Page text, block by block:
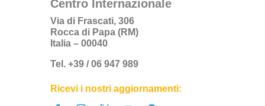
Centro Internazionale
Via di Frascati, 306
Rocca di Papa (RM)
Italia – 00040
Tel. +39 / 06 947 989
Ricevi i nostri aggiornamenti: